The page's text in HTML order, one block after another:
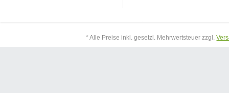
* Alle Preise inkl. gesetzl. Mehrwertsteuer zzgl.